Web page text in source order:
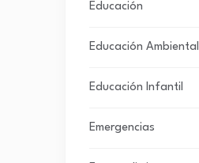
Educación
Educación Ambiental
Educación Infantil
Emergencias